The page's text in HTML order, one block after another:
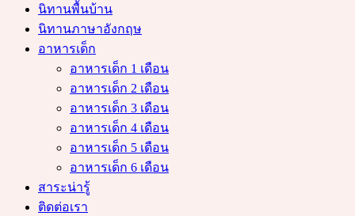
นิทานพื้นบ้าน
นิทานภาษาอังกฤษ
อาหารเด็ก
อาหารเด็ก 1 เดือน
อาหารเด็ก 2 เดือน
อาหารเด็ก 3 เดือน
อาหารเด็ก 4 เดือน
อาหารเด็ก 5 เดือน
อาหารเด็ก 6 เดือน
สาระน่ารู้
ติดต่อเรา